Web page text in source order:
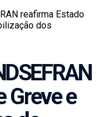
reafirma Estado
dos
Greve e